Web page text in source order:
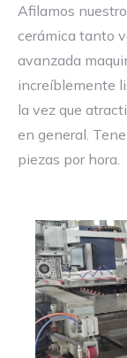
Afilamos
cerámica tanto
avanzada
increíblemente
la vez que
en general.
piezas por hora.